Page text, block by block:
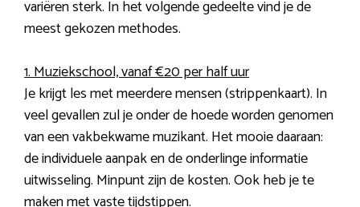
variëren sterk. In het volgende gedeelte vind je de
meest gekozen methodes.
1. Muziekschool, vanaf €20 per half uur
Je krijgt les met meerdere mensen (strippenkaart). In
veel gevallen zul je onder de hoede worden genomen
van een vakbekwame muzikant. Het mooie daaraan:
de individuele aanpak en de onderlinge informatie
uitwisseling. Minpunt zijn de kosten. Ook heb je te